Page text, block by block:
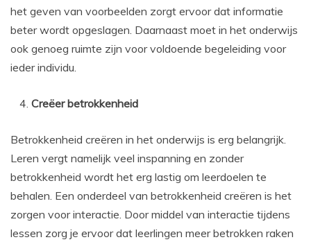
het geven van voorbeelden zorgt ervoor dat informatie
beter wordt opgeslagen. Daarnaast moet in het onderwijs
ook genoeg ruimte zijn voor voldoende begeleiding voor
ieder individu.
Creëer betrokkenheid
Betrokkenheid creëren in het onderwijs is erg belangrijk.
Leren vergt namelijk veel inspanning en zonder
betrokkenheid wordt het erg lastig om leerdoelen te
behalen. Een onderdeel van betrokkenheid creëren is het
zorgen voor interactie. Door middel van interactie tijdens
lessen zorg je ervoor dat leerlingen meer betrokken raken